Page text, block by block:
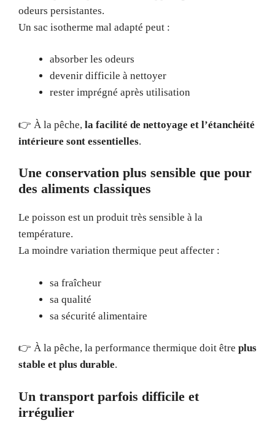
odeurs persistantes.
Un sac isotherme mal adapté peut :
absorber les odeurs
devenir difficile à nettoyer
rester imprégné après utilisation
👉 À la pêche, la facilité de nettoyage et l’étanchéité
intérieure sont essentielles.
Une conservation plus sensible que pour
des aliments classiques
Le poisson est un produit très sensible à la
température.
La moindre variation thermique peut affecter :
sa fraîcheur
sa qualité
sa sécurité alimentaire
👉 À la pêche, la performance thermique doit être plus
stable et plus durable.
Un transport parfois difficile et
irrégulier